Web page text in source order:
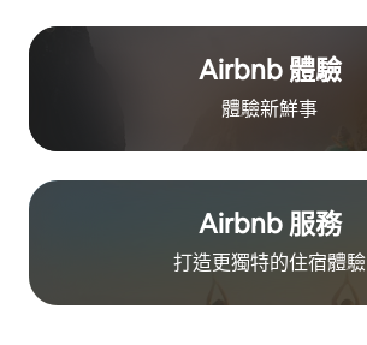
Airbnb 體驗
體驗新鮮事
Airbnb 服務
打造更獨特的住⁠宿⁠體⁠驗